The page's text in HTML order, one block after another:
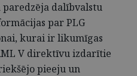
dalībvalstu
par PLG
kurai ir likumīgas
V direktīvu izdarītie
pieeju un